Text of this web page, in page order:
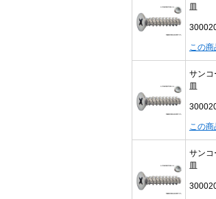
皿
この商
サン
皿
この商
サン
皿